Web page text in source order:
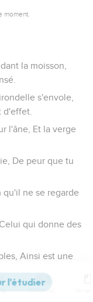
la moisson,
s'envole,
d'effet.
l'âne, Et la verge
De peur que tu
qu'il ne se regarde
qui donne des
Ainsi est une
d'accorder des